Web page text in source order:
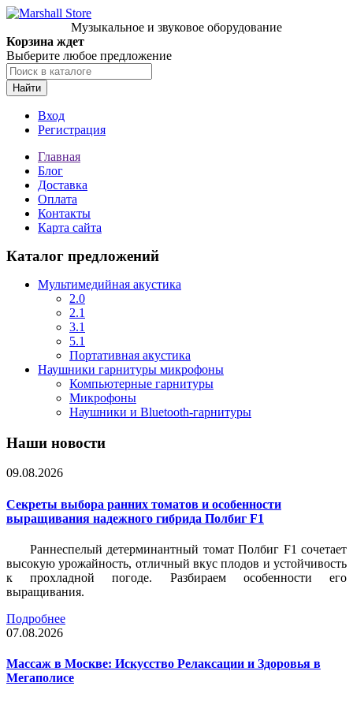
Музыкальное и звуковое оборудование
Корзина ждет
Выберите любое предложение
Найти
Вход
Регистрация
Главная
Блог
Доставка
Оплата
Контакты
Карта сайта
Каталог предложений
Мультимедийная акустика
2.0
2.1
3.1
5.1
Портативная акустика
Наушники гарнитуры микрофоны
Компьютерные гарнитуры
Микрофоны
Наушники и Bluetooth-гарнитуры
Наши новости
09.08.2026
Секреты выбора ранних томатов и особенности
выращивания надежного гибрида Полбиг F1
Раннеспелый детерминантный томат Полбиг F1 сочетает
высокую урожайность, отличный вкус плодов и устойчивость
к прохладной погоде. Разбираем особенности его
выращивания.
Подробнее
07.08.2026
Массаж в Москве: Искусство Релаксации и Здоровья в
Мегаполисе